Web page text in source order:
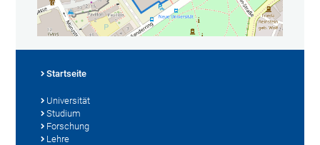
Startseite
Universität
Studium
Forschung
Lehre